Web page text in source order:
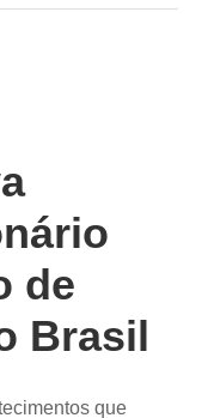
de
Brasil
que